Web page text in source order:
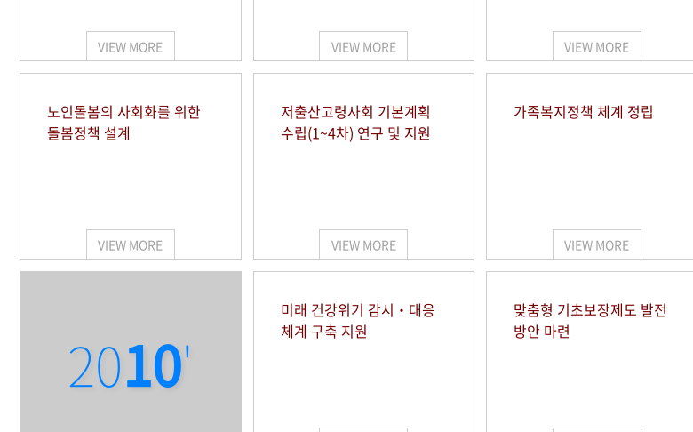
VIEW MORE VIEW MORE VIEW MORE
노인돌봄의 사회화를 위한
돌봄정책 설계
VIEW MORE
저출산고령사회 기본계획
수립(1~4차) 연구 및 지원
VIEW MORE
가족복지정책 체계 정립
VIEW MORE
2010'
미래 건강위기 감시‧대응
체계 구축 지원
맞춤형 기초보장제도 발전
방안 마련